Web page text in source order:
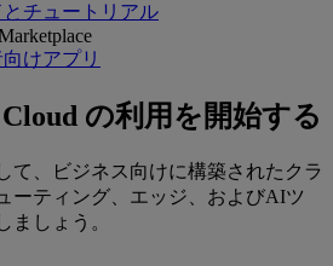
とチュートリアル
けアプリ
の利用を開始する
て、ビジネス向けに構築されたクラ
ーティング、エッジ、およびAIツ
ましょう。